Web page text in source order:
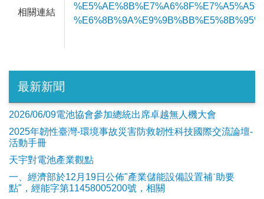
相關連結
最新新聞
2026/06/09電池協會參加總統出席卓越無人機大會
2025年韌性臺灣-環境事故災害防救韌性科技國際交流論壇-
活動手冊
天宇對電池產業觀點
​一、經濟部於12月19日公佈"產業儲能設備設置補ˋ助要
點"，經能字第11458005200號，相關